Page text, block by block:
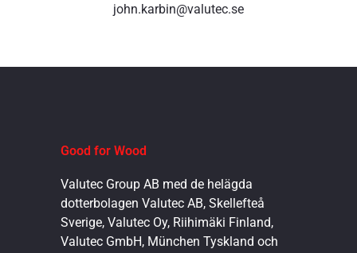
john.karbin@valutec.se
Good for Wood
Valutec Group AB med de helägda
dotterbolagen Valutec AB, Skellefteå
Sverige, Valutec Oy, Riihimäki Finland,
Valutec GmbH, München Tyskland och